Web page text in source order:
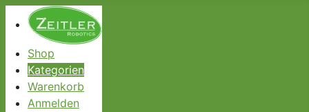
Shop
Kategorien
Warenkorb
Anmelden